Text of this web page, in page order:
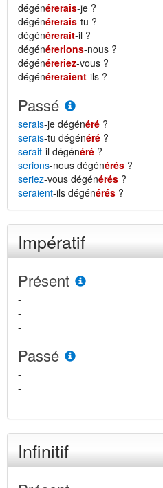
dégénérerais-je ?
dégénérerais-tu ?
dégénérerait-il ?
dégénérerions-nous ?
dégénéreriez-vous ?
dégénéreraient-ils ?
Passé
serais-je dégénéré ?
serais-tu dégénéré ?
serait-il dégénéré ?
serions-nous dégénérés ?
seriez-vous dégénérés ?
seraient-ils dégénérés ?
Impératif
Présent
-
-
-
Passé
-
-
-
Infinitif